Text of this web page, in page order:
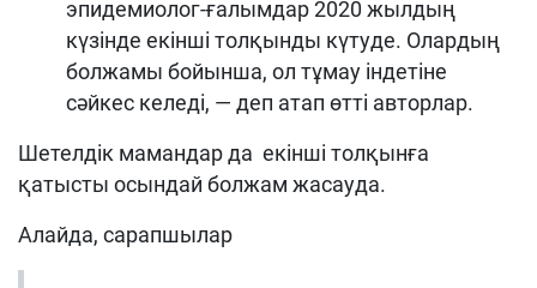
эпидемиолог-ғалымдар 2020 жылдың
күзінде екінші толқынды күтуде. Олардың
болжамы бойынша, ол тұмау індетіне
сәйкес келеді, — деп атап өтті авторлар.
Шетелдік мамандар да екінші толқынға
қатысты осындай болжам жасауда.
Алайда, сарапшылар